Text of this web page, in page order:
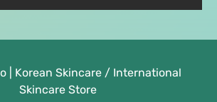
| Korean Skincare / International
Skincare Store